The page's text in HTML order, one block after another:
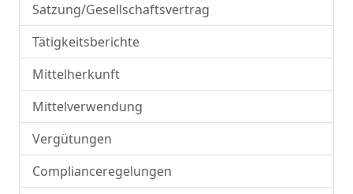
Satzung/Gesellschaftsvertrag
Tätigkeitsberichte
Mittelherkunft
Mittelverwendung
Vergütungen
Complianceregelungen